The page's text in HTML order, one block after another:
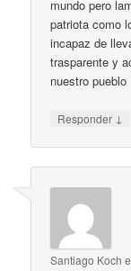
mundo pero
patriota como
incapaz de
trasparente y
nuestro pueblo
Responder ↓
Santiago Koch